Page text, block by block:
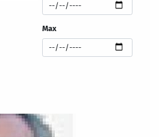
Max